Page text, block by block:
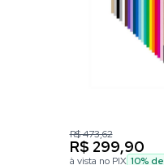
R$ 473,62
R$ 299,90
à vista no PIX 10%